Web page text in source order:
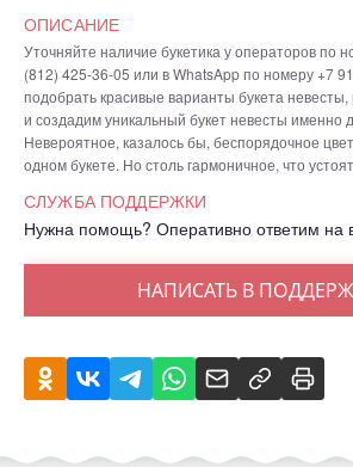
ОПИСАНИЕ
Уточняйте наличие букетика у операторов по
(812) 425-36-05 или в WhatsApp по номеру +7
подобрать красивые варианты букета
и создадим уникальный букет невесты именно
Невероятное, казалось бы, беспорядочное
одном букете. Но столь гармоничное, что
СЛУЖБА ПОДДЕРЖКИ
Нужна помощь? Оперативно ответим на
НАПИСАТЬ В